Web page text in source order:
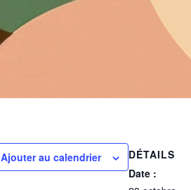
Ajouter au calendrier
DÉTAILS
Date :